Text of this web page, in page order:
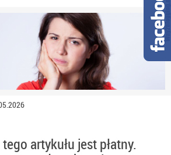
artykułu jest płatny.